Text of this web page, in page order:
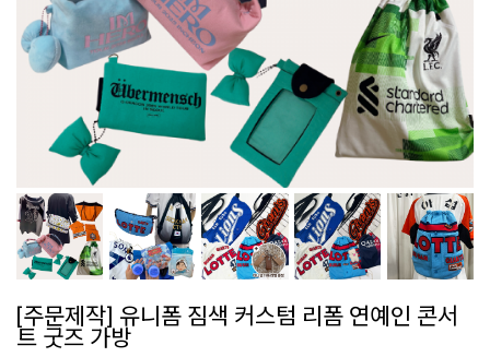
[주문제작] 유니폼 짐색 커스텀 리폼 연예인 콘서
트 굿즈 가방